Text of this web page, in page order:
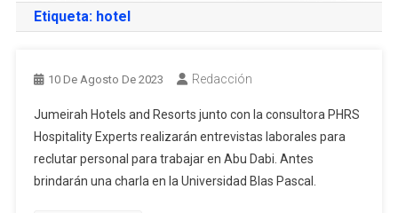
Etiqueta: hotel
10 De Agosto De 2023 Redacción
Jumeirah Hotels and Resorts junto con la consultora PHRS
Hospitality Experts realizarán entrevistas laborales para
reclutar personal para trabajar en Abu Dabi. Antes
brindarán una charla en la Universidad Blas Pascal.